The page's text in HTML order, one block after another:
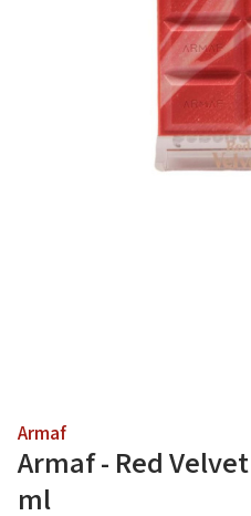
Armaf
Armaf - Red
ml